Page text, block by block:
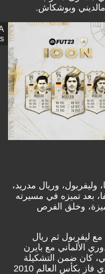
وبوشكاش.
Sports
وريال مدريد،
تميزه في مسيرته
وخلق الفرص
ثم ريال
مع بايرن
ضمن التشكيلة
الأساسية مع منتخب إسبانيا، الذي فاز بكأس العالم 2010